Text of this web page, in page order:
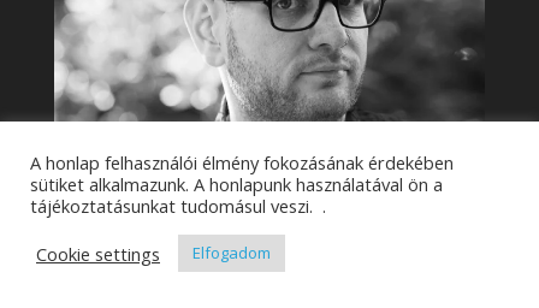
A honlap felhasználói élmény fokozásának érdekében
sütiket alkalmazunk. A honlapunk használatával ön a
tájékoztatásunkat tudomásul veszi. .
Cookie settings
Elfogadom